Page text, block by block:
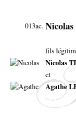
013ac.
fils
Nicolas
et
Agathe